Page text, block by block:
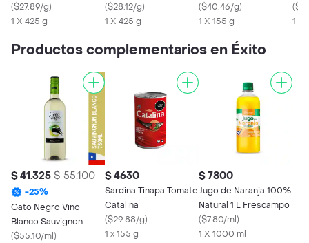
($27.89/g)
1 X 425 g
($28.12/g)
1 X 425 g
(155 Gr)
($40.46/g)
1 X 155 g
(
1 X
Productos complementarios en Éxito
$ 41.325 $ 55.100
-25%
Gato Negro Vino
Blanco Sauvignon
Blanc
($55.10/ml)
$ 4630
Sardina Tinapa Tomate
Catalina
($29.88/g)
1 x 155 g
$ 7800
Jugo de Naranja 100%
Natural 1 L Frescampo
($7.80/ml)
1 X 1000 ml